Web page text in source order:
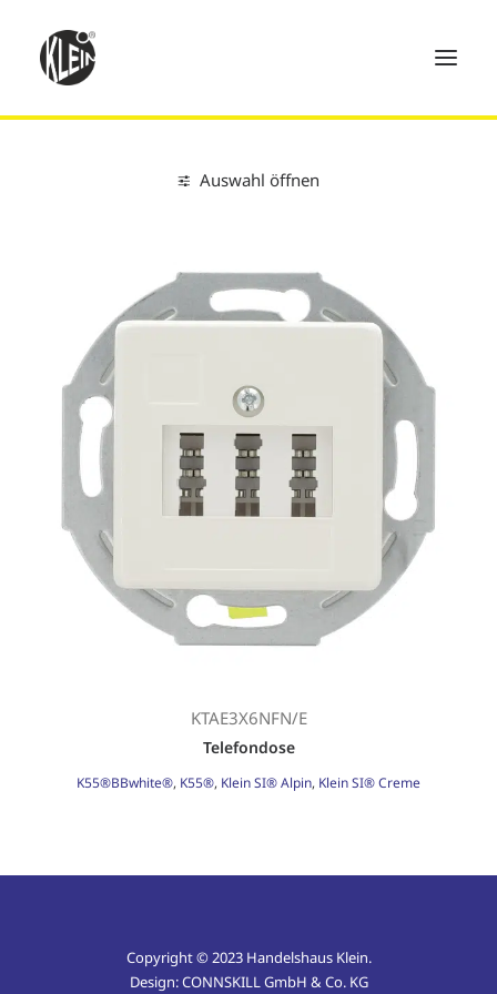
Home
Technik
Händler
Über uns
Kontakt
Search
Auswahl öffnen
KTAE3X6NFN/E
Telefondose
K55®BBwhite®, K55®, Klein SI® Alpin, Klein SI® Creme
Copyright © 2023 Handelshaus Klein.
Design:CONNSKILL GmbH & Co. KG